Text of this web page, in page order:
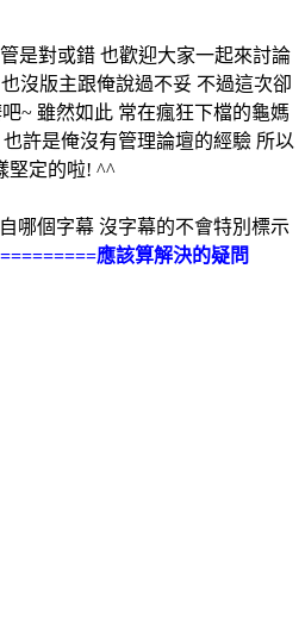
是對或錯 也歡迎大家一起來討論
沒版主跟俺說過不妥 不過這次卻
~ 雖然如此 常在瘋狂下檔的龜媽
許是俺沒有管理論壇的經驗 所以
堅定的啦! ^^
哪個字幕 沒字幕的不會特別標示
應該算解決的疑問